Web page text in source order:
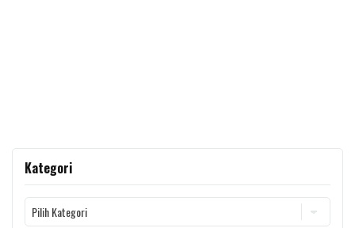
Kategori
Kategori